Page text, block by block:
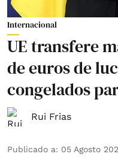
Internacional
UE transfere
de euros de
congelados
Rui Frias
Publicado a: 05 Agosto